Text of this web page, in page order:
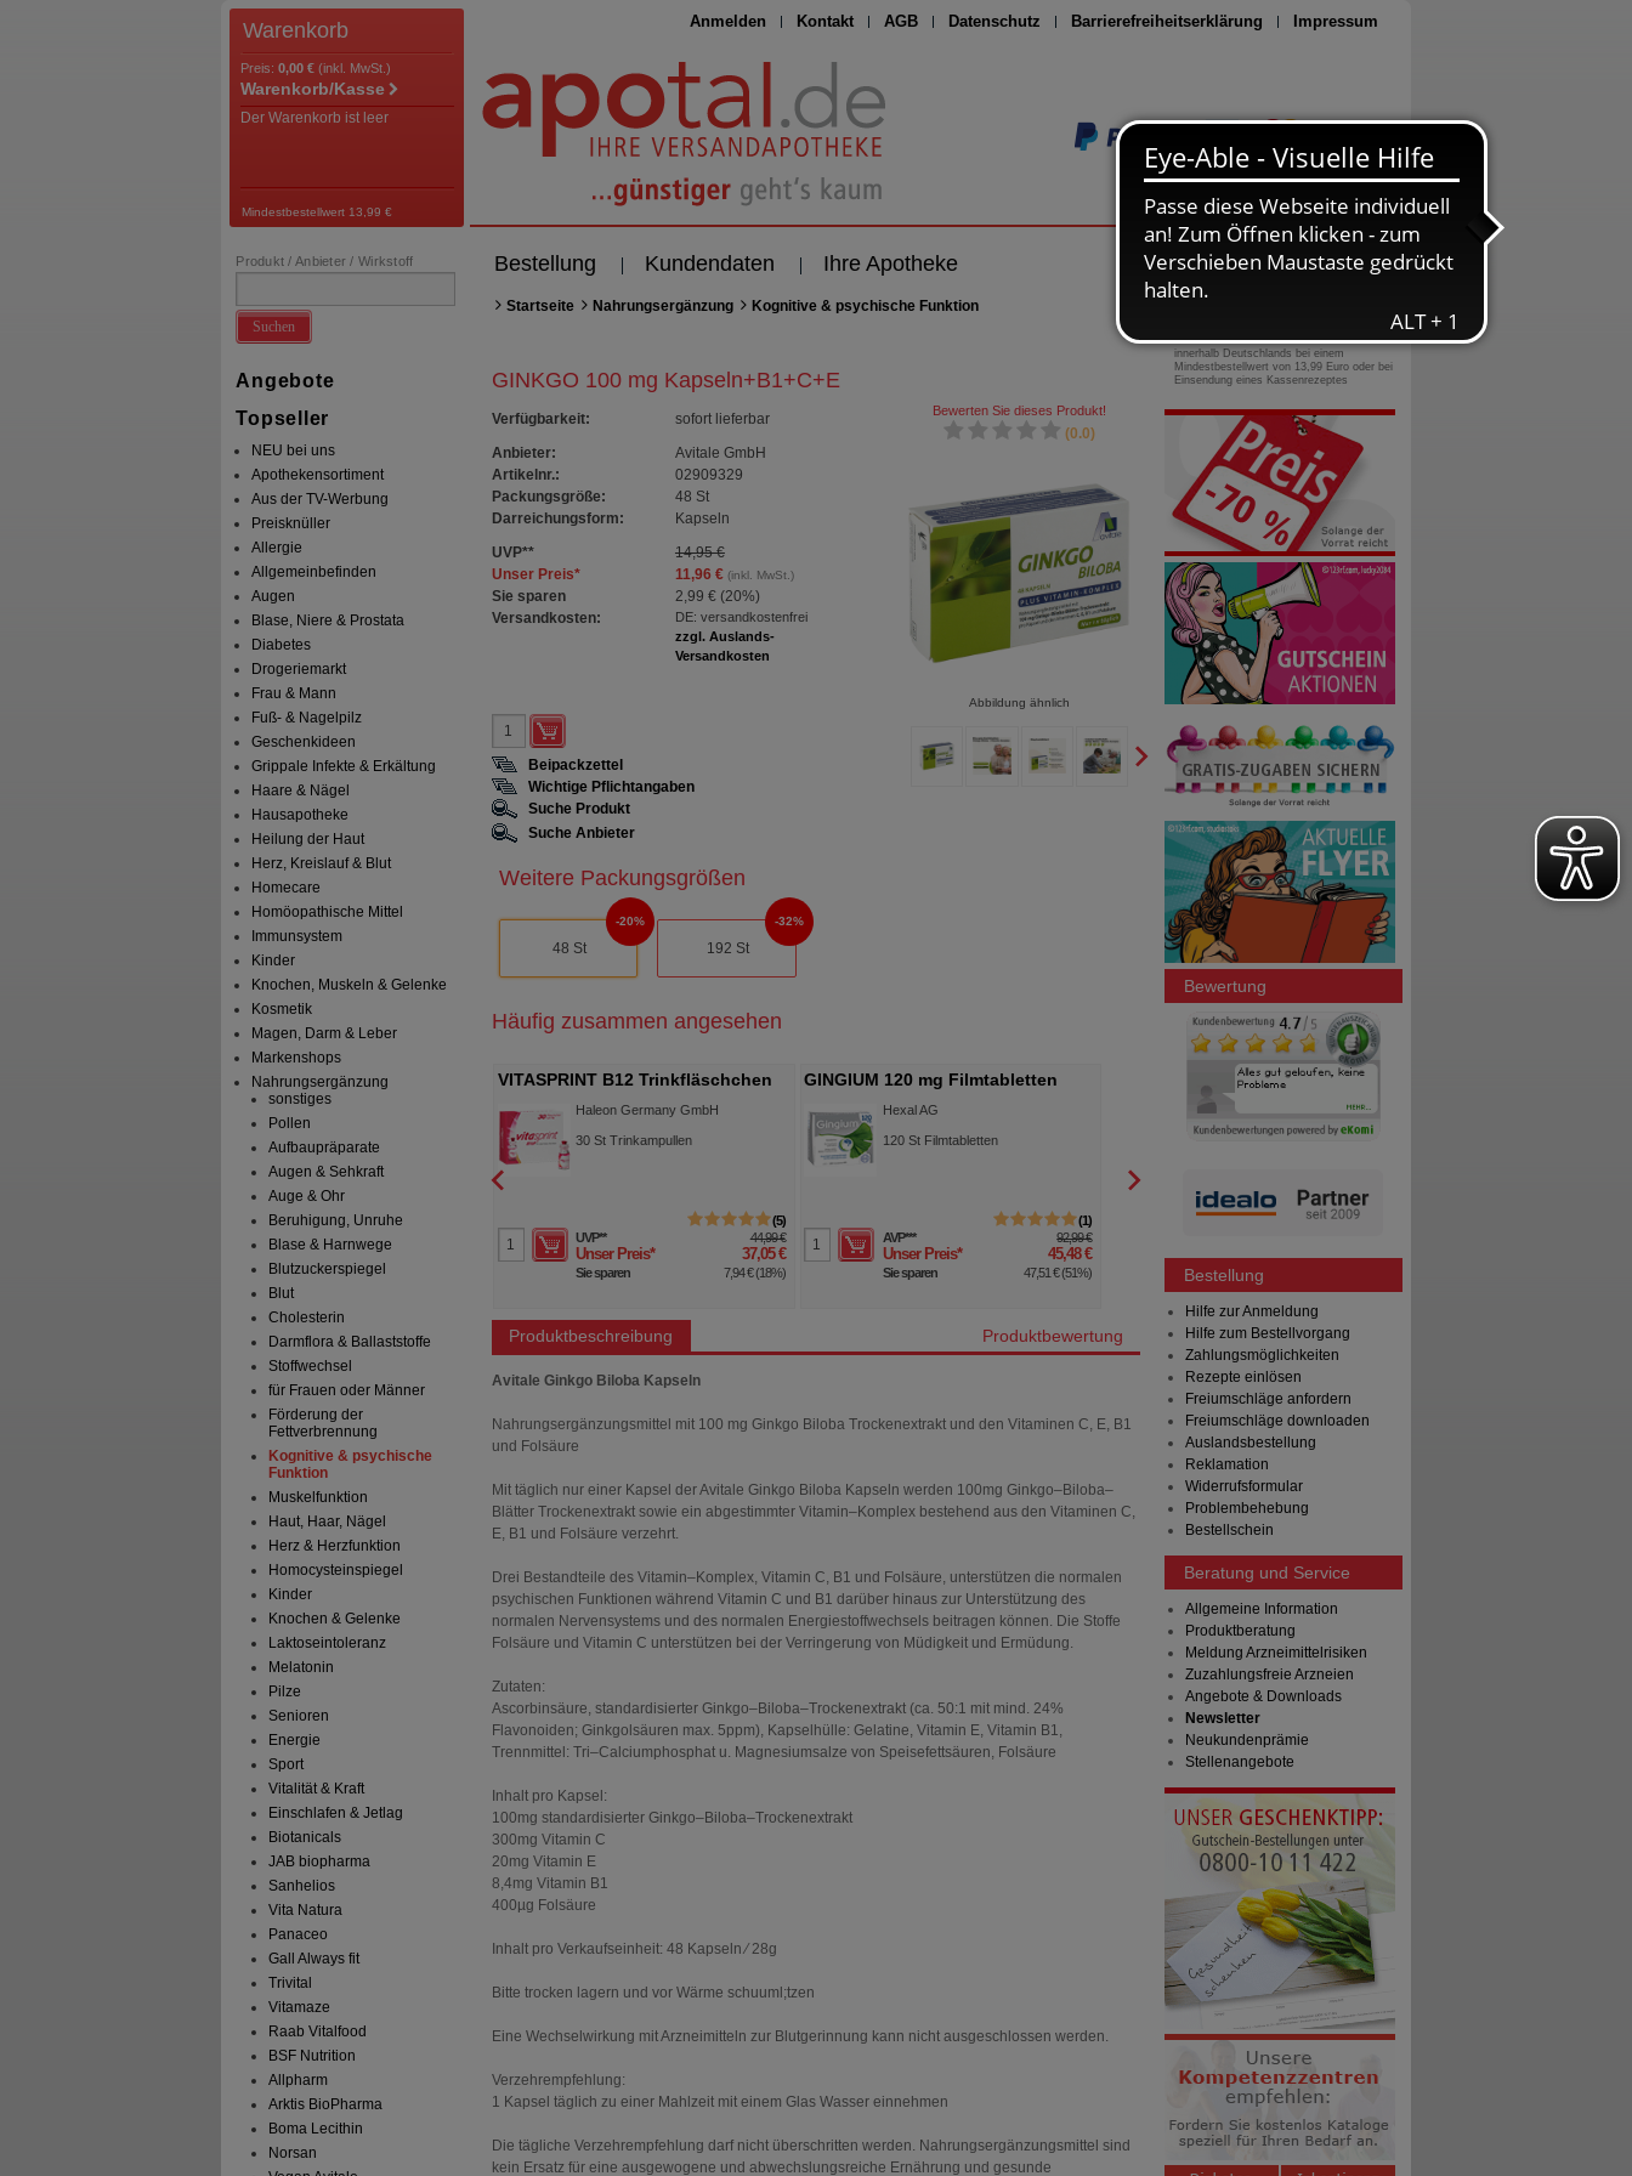
Anmelden Kontakt AGB Datenschutz Barrierefreiheitserklärung Impressum
Seite drucken
Warenkorb
Preis: 0,00 € (inkl. MwSt.)
Warenkorb/Kasse
Der Warenkorb ist leer
Mindestbestellwert 13,99 €
Bestellung Kundendaten Ihre Apotheke
Produkt / Anbieter / Wirkstoff
Suchen
Angebote
Topseller
NEU bei uns
Apothekensortiment
Aus der TV-Werbung
Preisknüller
Allergie
Allgemeinbefinden
Augen
Blase, Niere & Prostata
Diabetes
Drogeriemarkt
Frau & Mann
Fuß- & Nagelpilz
Geschenkideen
Grippale Infekte & Erkältung
Haare & Nägel
Hausapotheke
Heilung der Haut
Herz, Kreislauf & Blut
Homecare
Homöopathische Mittel
Immunsystem
Kinder
Knochen, Muskeln & Gelenke
Kosmetik
Magen, Darm & Leber
Markenshops
Nahrungsergänzung
sonstiges
Pollen
Aufbaupräparate
Augen & Sehkraft
Auge & Ohr
Beruhigung, Unruhe
Blase & Harnwege
Blutzuckerspiegel
Blut
Cholesterin
Darmflora & Ballaststoffe
Stoffwechsel
für Frauen oder Männer
Förderung der
Fettverbrennung
Kognitive & psychische
Funktion
Muskelfunktion
Haut, Haar, Nägel
Herz & Herzfunktion
Homocysteinspiegel
Kinder
Knochen & Gelenke
Laktoseintoleranz
Melatonin
Pilze
Senioren
Energie
Sport
Vitalität & Kraft
Einschlafen & Jetlag
Biotanicals
JAB biopharma
Sanhelios
Vita Natura
Panaceo
Gall Always fit
Trivital
Vitamaze
Raab Vitalfood
BSF Nutrition
Allpharm
Arktis BioPharma
Boma Lecithin
Norsan
Startseite Nahrungsergänzung Kognitive & psychische Funktion
GINKGO 100 mg Kapseln+B1+C+E
Verfügbarkeit:
sofort lieferbar
Anbieter:
Avitale GmbH
Artikelnr.:
02909329
Packungsgröße:
48 St
Darreichungsform:
Kapseln
UVP**
14,95 €
Unser Preis* 11,96 €(inkl. MwSt.)
Sie sparen 2,99 € (20%)
Versandkosten:
DE: versandkostenfrei
zzgl. Auslands-
Versandkosten
Bewerten Sie dieses Produkt!
(0.0)
Abbildung ähnlich
Beipackzettel
Wichtige Pflichtangaben
Suche Produkt
Suche Anbieter
Weitere Packungsgrößen
48 St
20%
192 St
32%
Häufig zusammen angesehen
VITASPRINT B12 Trinkfläschchen
Haleon Germany GmbH
30St Trinkampullen
UVP
Unser Preis *
Sie sparen
GINGIUM 120 mg Filmtabletten
Hexal AG
120St Filmtabletten
1
AVP*** 92,99 €
Unser Preis* 45,48 €
Sie sparen 47,51 €(51%)
GINGIUM 240 mg Filmtabletten
Hexal AG
60St Filmtabletten
0
AVP*** 87,85 €
Unser Preis* 53,05 €
Sie sparen 34,80 €(40%)
DOPPELHERZ Omega-3 pflanzlich
system KapselnQueisser Pharma GmbH & Co. KG
Kapseln
Unser Preis* 27,75 €
Sie sparen
Produktbeschreibung Produktbewertung
Avitale Ginkgo Biloba Kapseln
Nahrungsergänzungsmittel mit 100 mg Ginkgo Biloba Trockenextrakt und den Vitaminen C, E, B1
und Folsäure
Mit täglich nur einer Kapsel der Avitale Ginkgo Biloba Kapseln werden 100mg Ginkgo–Biloba–
Blätter Trockenextrakt sowie ein abgestimmter Vitamin–Komplex bestehend aus den Vitaminen C,
E, B1 und Folsäure verzehrt.
Drei Bestandteile des Vitamin–Komplex, Vitamin C, B1 und Folsäure, unterstützen die normalen
psychischen Funktionen während Vitamin C und B1 darüber hinaus zur Unterstützung des
normalen Nervensystems und des normalen Energiestoffwechsels beitragen können. Die Stoffe
Folsäure und Vitamin C unterstützen bei der Verringerung von Müdigkeit und Ermüdung.
Zutaten:
Ascorbinsäure, standardisierter Ginkgo–Biloba–Trockenextrakt (ca. 50:1 mit mind. 24%
Flavonoiden; Ginkgolsäuren max. 5ppm), Kapselhülle: Gelatine, Vitamin E, Vitamin B1,
Trennmittel: Tri–Calciumphosphat u. Magnesiumsalze von Speisefettsäuren, Folsäure
Inhalt pro Kapsel:
100mg standardisierter Ginkgo–Biloba–Trockenextrakt
300mg Vitamin C
20mg Vitamin E
8,4mg Vitamin B1
400µg Folsäure
Inhalt pro Verkaufseinheit: 48 Kapseln ⁄ 28g
Bitte trocken lagern und vor Wärme schuuml;tzen
Eine Wechselwirkung mit Arzneimitteln zur Blutgerinnung kann nicht ausgeschlossen werden.
Verzehrempfehlung:
1 Kapsel täglich zu einer Mahlzeit mit einem Glas Wasser einnehmen
Die tägliche Verzehrempfehlung darf nicht überschritten werden. Nahrungsergänzungsmittel sind
kein Ersatz für eine ausgewogene und abwechslungsreiche Ernährung und gesunde
0800-10 11 422
gebührenfreie Rufnummer
innerhalb Deutschlands bei einem
Mindestbestellwert von 13,99 Euro oder bei
Einsendung eines Kassenrezeptes
Bewertung
Bestellung
Hilfe zur Anmeldung
Hilfe zum Bestellvorgang
Zahlungsmöglichkeiten
Rezepte einlösen
Freiumschläge anfordern
Freiumschläge downloaden
Auslandsbestellung
Reklamation
Widerrufsformular
Problembehebung
Bestellschein
Beratung und Service
Allgemeine Information
Produktberatung
Meldung Arzneimittelrisiken
Zuzahlungsfreie Arzneien
Angebote & Downloads
Newsletter
Neukundenprämie
Stellenangebote